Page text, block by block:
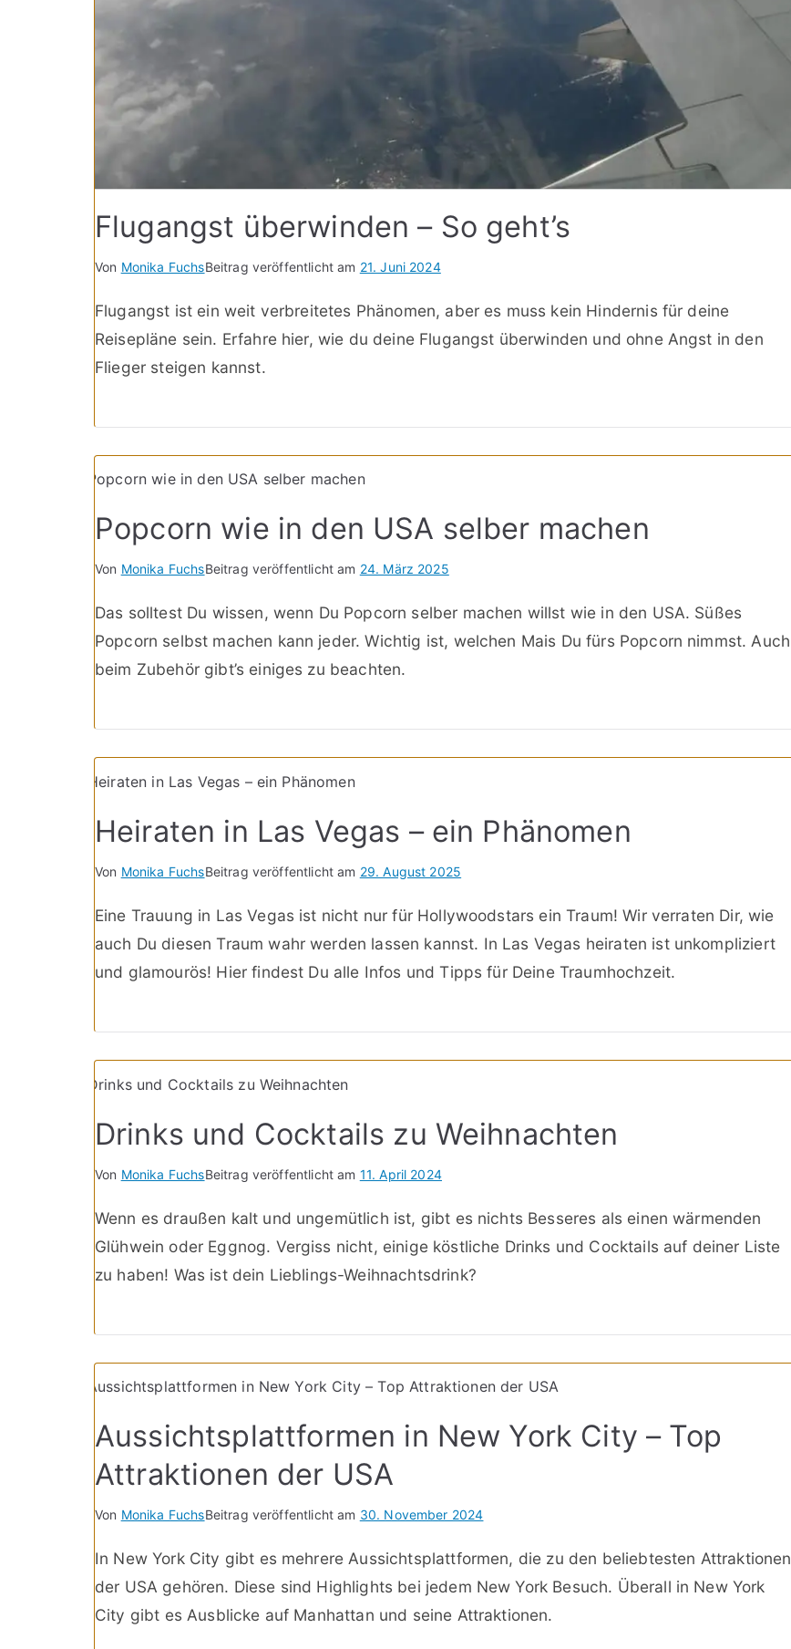
Flugangst überwinden – So geht’s
Von Monika FuchsBeitrag veröffentlicht am 21. Juni 2024
Flugangst ist ein weit verbreitetes Phänomen, aber es muss kein Hindernis für deine
Reisepläne sein. Erfahre hier, wie du deine Flugangst überwinden und ohne Angst in den
Flieger steigen kannst.
Popcorn wie in den USA selber machen
Von Monika FuchsBeitrag veröffentlicht am 24. März 2025
Das solltest Du wissen, wenn Du Popcorn selber machen willst wie in den USA. Süßes
Popcorn selbst machen kann jeder. Wichtig ist, welchen Mais Du fürs Popcorn nimmst. Auch
beim Zubehör gibt’s einiges zu beachten.
Heiraten in Las Vegas – ein Phänomen
Von Monika FuchsBeitrag veröffentlicht am 29. August 2025
Eine Trauung in Las Vegas ist nicht nur für Hollywoodstars ein Traum! Wir verraten Dir, wie
auch Du diesen Traum wahr werden lassen kannst. In Las Vegas heiraten ist unkompliziert
und glamourös! Hier findest Du alle Infos und Tipps für Deine Traumhochzeit.
Drinks und Cocktails zu Weihnachten
Von Monika FuchsBeitrag veröffentlicht am 11. April 2024
Wenn es draußen kalt und ungemütlich ist, gibt es nichts Besseres als einen wärmenden
Glühwein oder Eggnog. Vergiss nicht, einige köstliche Drinks und Cocktails auf deiner Liste
zu haben! Was ist dein Lieblings-Weihnachtsdrink?
Aussichtsplattformen in New York City – Top
Attraktionen der USA
Von Monika FuchsBeitrag veröffentlicht am 30. November 2024
In New York City gibt es mehrere Aussichtsplattformen, die zu den beliebtesten Attraktionen
der USA gehören. Diese sind Highlights bei jedem New York Besuch. Überall in New York
City gibt es Ausblicke auf Manhattan und seine Attraktionen.